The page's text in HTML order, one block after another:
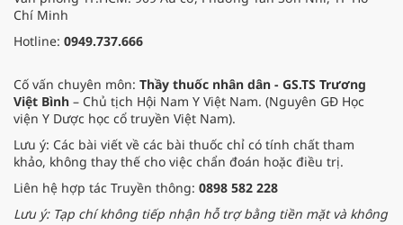
Chí Minh
Hotline: 0949.737.666
Cố vấn chuyên môn: Thầy thuốc nhân dân - GS.TS Trương
Việt Bình – Chủ tịch Hội Nam Y Việt Nam. (Nguyên GĐ Học
viện Y Dược học cổ truyền Việt Nam).
Lưu ý: Các bài viết về các bài thuốc chỉ có tính chất tham
khảo, không thay thế cho việc chẩn đoán hoặc điều trị.
Liên hệ hợp tác Truyền thông: 0898 582 228
Lưu ý: Tạp chí không tiếp nhận hỗ trợ bằng tiền mặt và không